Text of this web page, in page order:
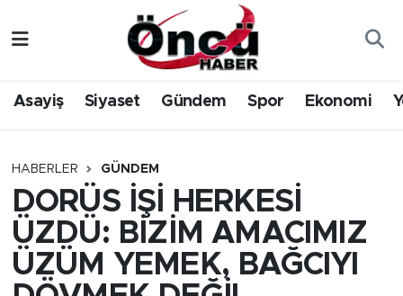
Asayiş Siyaset Gündem Spor Ekonomi
HABERLER GÜNDEM
DORÜS İŞİ HERKESİ
ÜZDÜ: BİZİM AMACIMIZ
ÜZÜM YEMEK, BAĞCIYI
Gündem
Sağlık & Çevre
Spor
Siyaset
Düzce Nöbetçi Eczaneler
Düzce Hava Durumu
Düzce Namaz Vakitleri
Düzce Trafik Yoğunluk Haritası
Süper Lig Puan Durumu ve Fikstür